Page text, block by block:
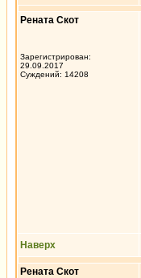
Рената Скот
Зарегистрирован:
29.09.2017
Суждений: 14208
Наверх
Рената Скот